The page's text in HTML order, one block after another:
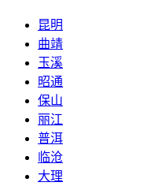
昆明
曲靖
玉溪
昭通
保山
丽江
普洱
临沧
大理